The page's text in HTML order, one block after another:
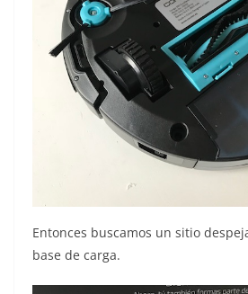
Entonces buscamos un sitio
base de carga.